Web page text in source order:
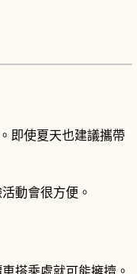
即使夏天也建議攜帶
動會很方便。
搭乘處就可能擁擠。